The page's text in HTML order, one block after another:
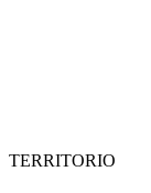
TERRITORIO